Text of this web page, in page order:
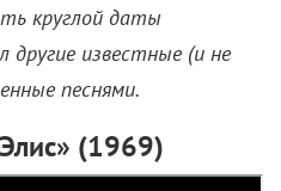
круглой даты
другие известные (и не
песнями.
(1969)